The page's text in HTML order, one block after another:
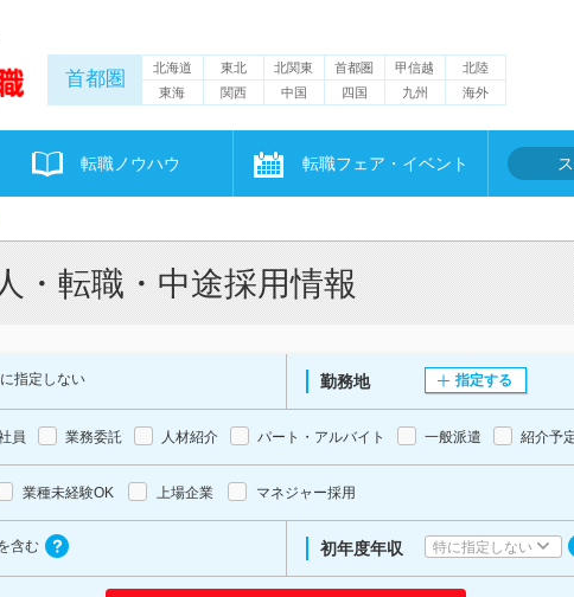
首都圏 北海道 東北 北関東 首都圏 甲信越
北陸
東海
関西 中国 四国 九州 海外
転職ノウハウ 転職フェア・イベント
・転職・中途採用情報
指定しない 勤務地 指定する
員 業務委託 人材紹介 パート・アルバイト 一般派遣 紹介予
業種未経験OK 上場企業 マネジャー採用
含む 初年度年収 特に指定しない